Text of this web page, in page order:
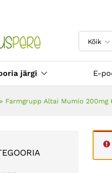
Kõik
järgi E-
» Farmgrupp Altai Mumio 200mg